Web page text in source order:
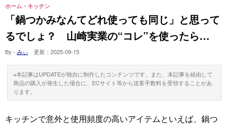
ホーム・キッチン
「鍋つかみなんてどれ使っても同じ」と思って
るでしょ？ 山崎実業の“コレ”を使ったら…
By - みぃ 更新： 2025-09-15
※本記事はUPDATEが独自に制作したコンテンツです。また、本記事を経由して
商品の購入が発生した場合に、ECサイト等から送客手数料を受領することがあ
ります。
キッチンで意外と使用頻度の高いアイテムといえば、鍋つ